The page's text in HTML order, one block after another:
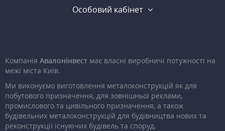
Особовий кабінет
Компанія Авалонінвест має власні виробничі потужності на
межі міста Київ.
Ми виконуємо виготовлення металоконструкцій як для
побутового призначення, для зовнішньої реклами,
промислового та цивільного призначення, а також
будівельних металоконструкцій для будівництва нових та
реконструкції існуючих будівель та споруд.